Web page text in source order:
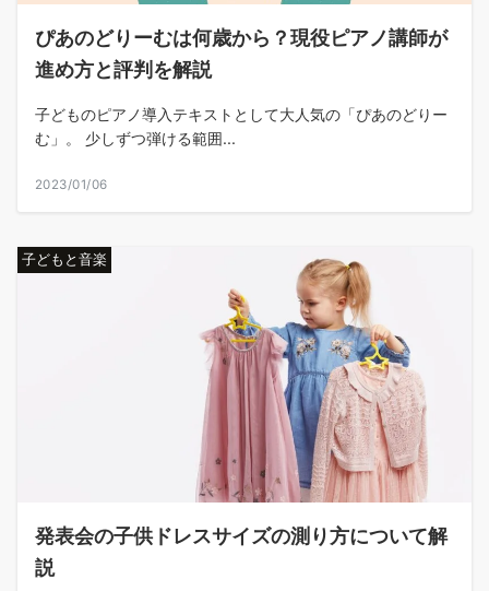
ぴあのどりーむは何歳から？現役ピアノ講師が
進め方と評判を解説
子どものピアノ導入テキストとして大人気の「ぴあのどりー
む」。 少しずつ弾ける範囲...
2023/01/06
子どもと音楽
発表会の子供ドレスサイズの測り方について解
説